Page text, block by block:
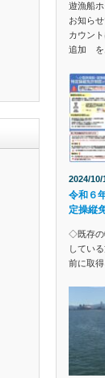
遊漁船
お知ら
カウン
追加 を
2024/10/
令和６
定操縦
◇既存の
してい
前に取